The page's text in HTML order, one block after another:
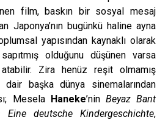
film, baskın bir sosyal mesaj
Japonya’nın bugünkü haline ayna
yapısından kaynaklı olarak
olduğunu düşünen varsa
Zira henüz reşit olmamış
dair başka dünya sinemalarından
Mesela Haneke’nin Beyaz Bant
deutsche Kindergeschichte,